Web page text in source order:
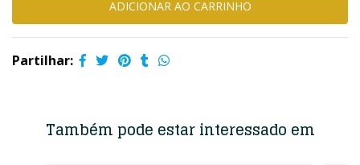
Partilhar:
Também pode estar interessado em